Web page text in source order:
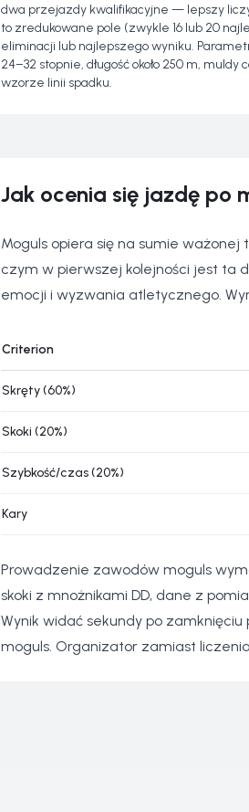
dwa przejazdy kwalifikacyjne — lepszy liczy
to zredukowane pole (zwykle 16 lub 20
eliminacji lub najlepszego wyniku.
24–32 stopnie, długość około 250 m, muldy
wzorze linii spadku.
Jak ocenia się jazdę po
Moguls opiera się na sumie ważonej
czym w pierwszej kolejności jest ta
emocji i wyzwania atletycznego.
Criterion
Skręty (60%)
Skoki (20%)
Szybkość/czas (20%)
Kary
Prowadzenie zawodów moguls
skoki z mnożnikami DD, dane z
Wynik widać sekundy po
moguls. Organizator zamiast